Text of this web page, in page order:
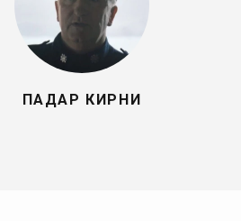
ПАДАР КИРНИ